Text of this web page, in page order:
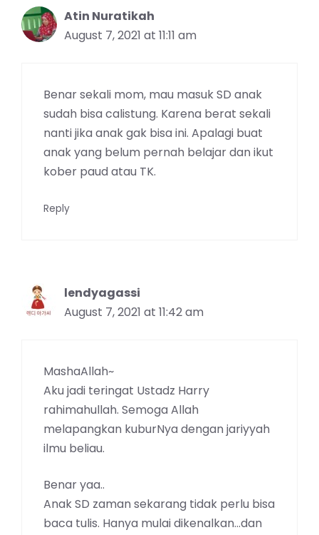
Atin Nuratikah
August 7, 2021 at 11:11 am
Benar sekali mom, mau masuk SD anak
sudah bisa calistung. Karena berat sekali
nanti jika anak gak bisa ini. Apalagi buat
anak yang belum pernah belajar dan ikut
kober paud atau TK.
Reply
lendyagassi
August 7, 2021 at 11:42 am
MashaAllah~
Aku jadi teringat Ustadz Harry
rahimahullah. Semoga Allah
melapangkan kuburNya dengan jariyyah
ilmu beliau.
Benar yaa..
Anak SD zaman sekarang tidak perlu bisa
baca tulis. Hanya mulai dikenalkan…dan